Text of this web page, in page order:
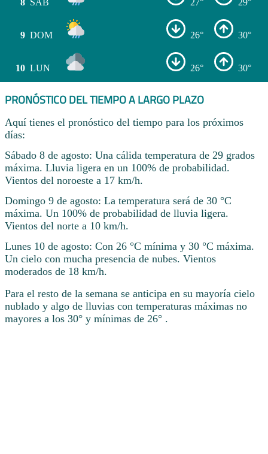
9 DOM 26° 30°
10 LUN 26° 30°
PRONÓSTICO DEL TIEMPO A LARGO PLAZO
Aquí tienes el pronóstico del tiempo para los próximos
días:
Sábado 8 de agosto: Una cálida temperatura de 29 grados
máxima. Lluvia ligera en un 100% de probabilidad.
Vientos del noroeste a 17 km/h.
Domingo 9 de agosto: La temperatura será de 30 °C
máxima. Un 100% de probabilidad de lluvia ligera.
Vientos del norte a 10 km/h.
Lunes 10 de agosto: Con 26 °C mínima y 30 °C máxima.
Un cielo con mucha presencia de nubes. Vientos
moderados de 18 km/h.
Para el resto de la semana se anticipa en su mayoría cielo
nublado y algo de lluvias con temperaturas máximas no
mayores a los 30° y mínimas de 26° .